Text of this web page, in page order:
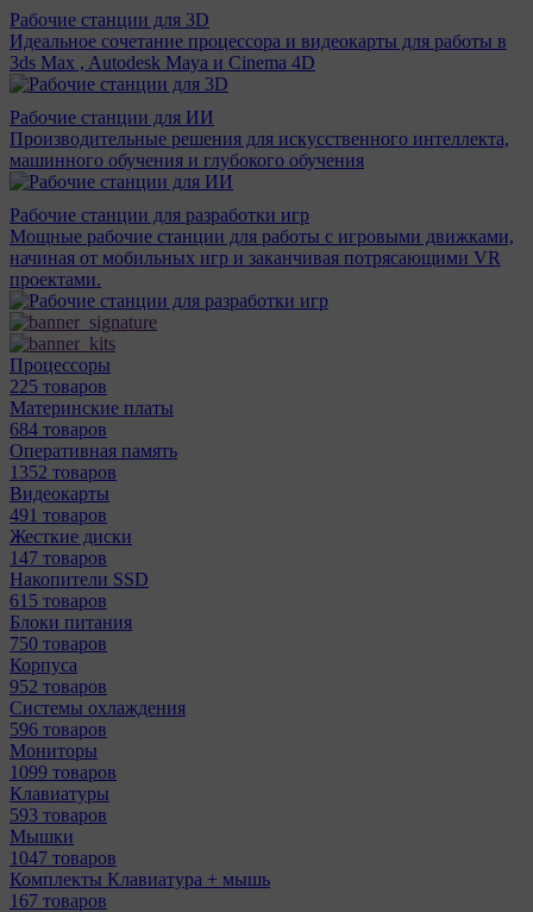
Рабочие станции для 3D
Идеальное сочетание процессора и видеокарты для работы в
3ds Max , Autodesk Maya и Cinema 4D
Рабочие станции для ИИ
Производительные решения для искусственного интеллекта,
машинного обучения и глубокого обучения
Рабочие станции для разработки игр
Мощные рабочие станции для работы с игровыми движками,
начиная от мобильных игр и заканчивая потрясающими VR
проектами.
Процессоры
225 товаров
Материнcкие платы
684 товаров
Оперативная память
1352 товаров
Видеокарты
491 товаров
Жесткие диски
147 товаров
Накопители SSD
615 товаров
Блоки питания
750 товаров
Корпуса
952 товаров
Системы охлаждения
596 товаров
Мониторы
1099 товаров
Клавиатуры
593 товаров
Мышки
1047 товаров
Комплекты Клавиатура + мышь
167 товаров